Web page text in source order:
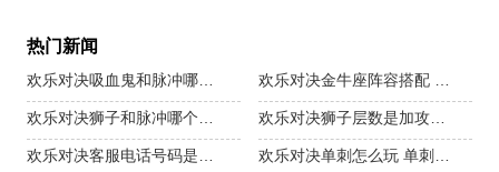
热门新闻
欢乐对决吸血鬼和脉冲哪个好 脉冲和吸血鬼强度对比 欢乐对决金牛座阵容搭配 金牛座玩法攻略教学
欢乐对决狮子和脉冲哪个好 狮子和脉冲对比分析 欢乐对决狮子层数是加攻击力吗 狮子层数伤害怎么算
欢乐对决客服电话号码是多少 客服在哪里联系 欢乐对决单刺怎么玩 单刺阵容玩法攻略